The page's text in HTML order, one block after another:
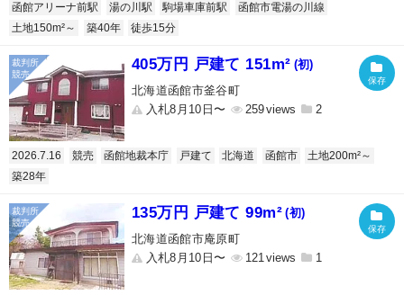
函館アリーナ前駅
湯の川駅 駒場車庫前駅
函館市電湯の川線
土地150m²～
築40年 徒歩15分
405万円 戸建て 151m² (初)
北海道函館市釜谷町
入札8月10日〜
259 2
2026.7.16 競売 函館地裁本庁 戸建て 北海道 函館市
土地200m²～
築28年
135万円 戸建て 99m² (初)
北海道函館市庵原町
入札8月10日〜
121 1